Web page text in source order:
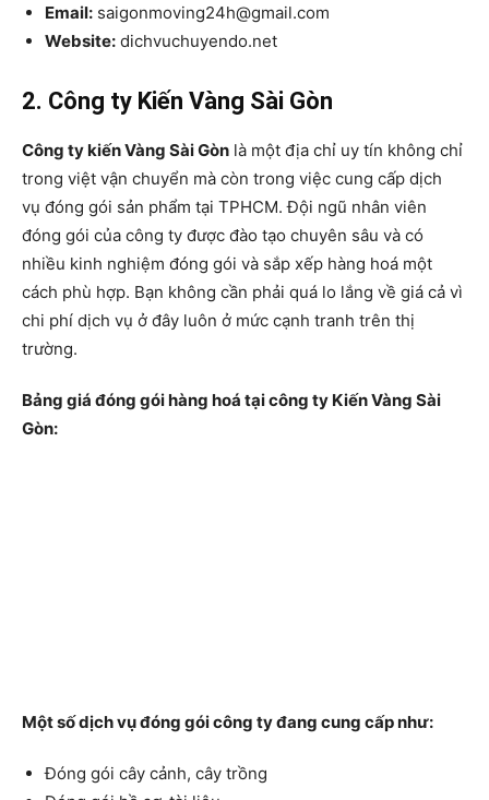
Email: saigonmoving24h@gmail.com
Website: dichvuchuyendo.net
2. Công ty Kiến Vàng Sài Gòn
Công ty kiến Vàng Sài Gòn là một địa chỉ uy tín không chỉ
trong việt vận chuyển mà còn trong việc cung cấp dịch
vụ đóng gói sản phẩm tại TPHCM. Đội ngũ nhân viên
đóng gói của công ty được đào tạo chuyên sâu và có
nhiều kinh nghiệm đóng gói và sắp xếp hàng hoá một
cách phù hợp. Bạn không cần phải quá lo lắng về giá cả vì
chi phí dịch vụ ở đây luôn ở mức cạnh tranh trên thị
trường.
Bảng giá đóng gói hàng hoá tại công ty Kiến Vàng Sài
Gòn:
Một số dịch vụ đóng gói công ty đang cung cấp như:
Đóng gói cây cảnh, cây trồng